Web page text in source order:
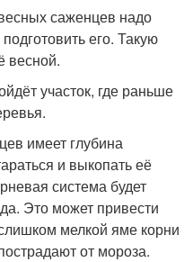
саженцев надо
его. Такую
весной.
участок, где раньше
имеет глубина
и выкопать её
система будет
Это может привести
мелкой яме корни
от мороза.